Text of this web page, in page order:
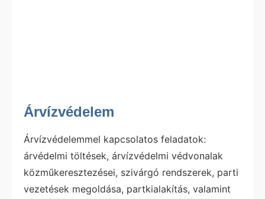
Árvízvédelem
Árvízvédelemmel kapcsolatos feladatok:
árvédelmi töltések, árvízvédelmi védvonalak
közműkeresztezései, szivárgó rendszerek, parti
vezetések megoldása, partkialakítás, valamint